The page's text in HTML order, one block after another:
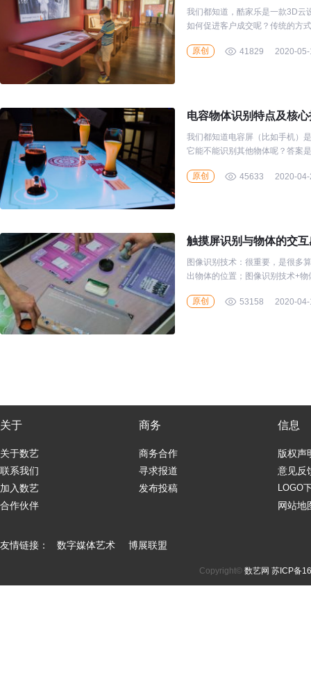
我们都知道，酷家乐是一款3D云
如何促进客户成交呢？传统的方
原创
41829 2020-
电容物体识别特点及核
我们都知道电容屏（比如手机）
它能不能识别其他物体呢？答案
原创
45633 2020-
触摸屏识别与物体的交
图像识别技术：很重要，是很多
出物体的位置；图像识别技术+
原创
53158 2020-
关于
关于数艺
联系我们
加入数艺
合作伙伴
商务
商务合作
寻求报道
发布投稿
信息
版权声
意见反
LOGO
网站地
友情链接： 数字媒体艺术 博展联盟
Copyright© 数艺网 苏ICP备